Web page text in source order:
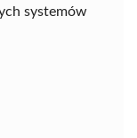
systemów